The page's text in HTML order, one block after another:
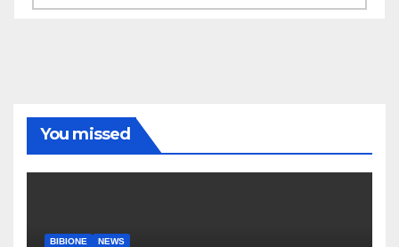
You missed
BIBIONE NEWS